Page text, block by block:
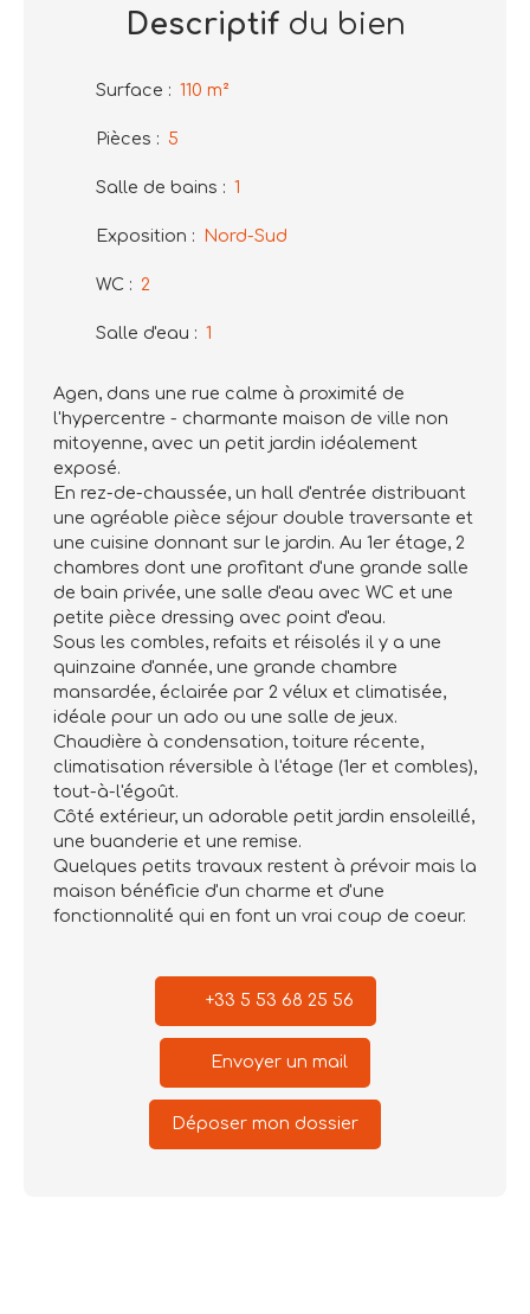
Descriptifdu bien
Surface : 110 m²
Pièces : 5
Salle de bains : 1
Exposition : Nord-Sud
WC : 2
Salle d'eau : 1
Agen, dans une rue calme à proximité de
l'hypercentre - charmante maison de ville non
mitoyenne, avec un petit jardin idéalement
exposé.
En rez-de-chaussée, un hall d'entrée distribuant
une agréable pièce séjour double traversante et
une cuisine donnant sur le jardin. Au 1er étage, 2
chambres dont une profitant d'une grande salle
de bain privée, une salle d'eau avec WC et une
petite pièce dressing avec point d'eau.
Sous les combles, refaits et réisolés il y a une
quinzaine d'année, une grande chambre
mansardée, éclairée par 2 vélux et climatisée,
idéale pour un ado ou une salle de jeux.
Chaudière à condensation, toiture récente,
climatisation réversible à l'étage (1er et combles),
tout-à-l'égoût.
Côté extérieur, un adorable petit jardin ensoleillé,
une buanderie et une remise.
Quelques petits travaux restent à prévoir mais la
maison bénéficie d'un charme et d'une
fonctionnalité qui en font un vrai coup de coeur.
+33 5 53 68 25 56
Envoyer un mail
Déposer mon dossier